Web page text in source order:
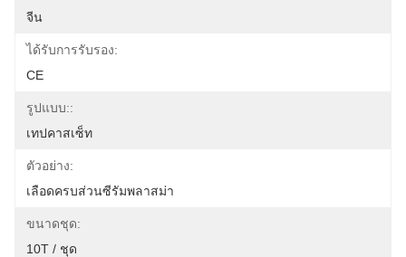
จีน
ได้รับการรับรอง:
CE
รูปแบบ::
เทปคาสเซ็ท
ตัวอย่าง:
เลือดครบส่วนซีรัมพลาสม่า
ขนาดชุด:
10T / ชุด